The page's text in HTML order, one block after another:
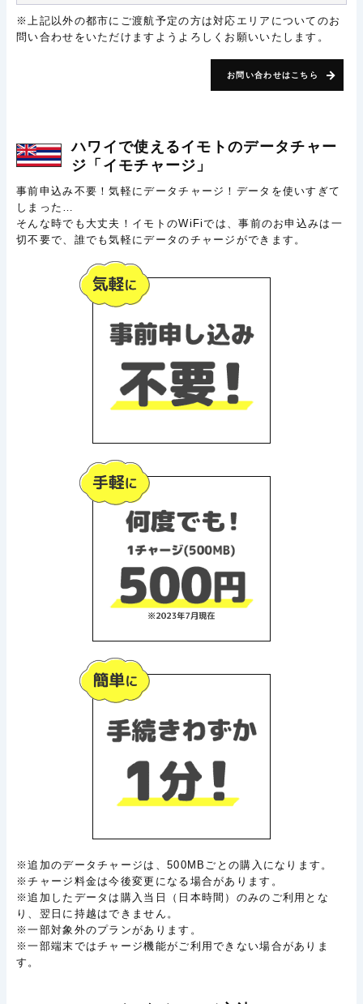
※上記以外の都市にご渡航予定の方は対応エリアについてのお
問い合わせをいただけますようよろしくお願いいたします。
お問い合わせはこちら
ハワイで使えるイモトのデータチャー
ジ 「イモチャージ」
事前申込み不要！気軽にデータチャージ！データを使いすぎて
しまった…
そんな時でも大丈夫！イモトのWiFiでは、事前のお申込みは一
切不要で、誰でも気軽にデータのチャージができます。
※追加のデータチャージは、500MBごとの購入になります。
※チャージ料金は今後変更になる場合があります。
※追加したデータは購入当日（日本時間）のみのご利用とな
り、翌日に持越はできません。
※一部対象外のプランがあります。
※一部端末ではチャージ機能がご利用できない場合がありま
す。